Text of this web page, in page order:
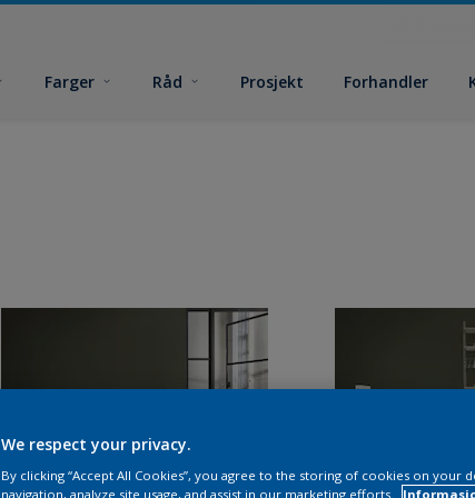
Farger Råd Prosjekt Forhandler
We respect your privacy.
By clicking “Accept All Cookies”, you agree to the storing of cookies on your
navigation, analyze site usage, and assist in our marketing efforts.